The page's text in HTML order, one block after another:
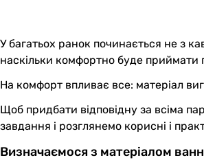
У багатьох ранок починається не з
наскільки комфортно буде приймати
На комфорт впливає все: матеріал
Щоб придбати відповідну за всіма
завдання і розглянемо корисні і
Визначаємося з матеріалом